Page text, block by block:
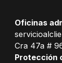
Oficinas
Cra 47a #
Protección